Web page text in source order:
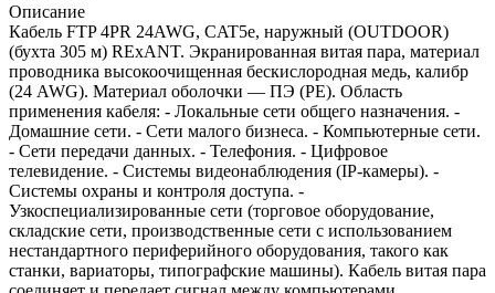
Описание
Кабель FTP 4PR 24AWG, CAT5e, наружный (OUTDOOR)
(бухта 305 м) REхANT. Экранированная витая пара, материал
проводника высокоочищенная бескислородная медь, калибр
(24 AWG). Материал оболочки — ПЭ (PE). Область
применения кабеля: - Локальные сети общего назначения. -
Домашние сети. - Сети малого бизнеса. - Компьютерные сети.
- Сети передачи данных. - Телефония. - Цифровое
телевидение. - Системы видеонаблюдения (IP-камеры). -
Системы охраны и контроля доступа. -
Узкоспециализированные сети (торговое оборудование,
складские сети, производственные сети с использованием
нестандартного периферийного оборудования, такого как
станки, вариаторы, типографские машины). Кабель витая пара